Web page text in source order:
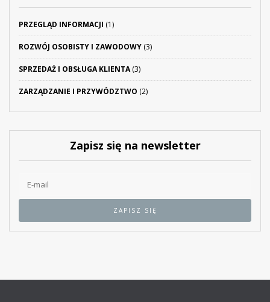
PRZEGLĄD INFORMACJI (1)
ROZWÓJ OSOBISTY I ZAWODOWY (3)
SPRZEDAŻ I OBSŁUGA KLIENTA(3)
ZARZĄDZANIE I PRZYWÓDZTWO (2)
Zapisz się na newsletter